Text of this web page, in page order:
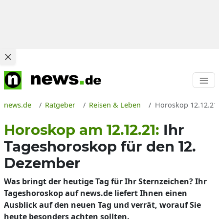
news.de Ratgeber Reisen & Leben Horoskop
Horoskop am 12.12.21: Ihr
Tageshoroskop für den 12.
Dezember
Was bringt der heutige Tag für Ihr Sternzeichen? Ihr
Tageshoroskop auf news.de liefert Ihnen einen
Ausblick auf den neuen Tag und verrät, worauf Sie
heute besonders achten sollten.